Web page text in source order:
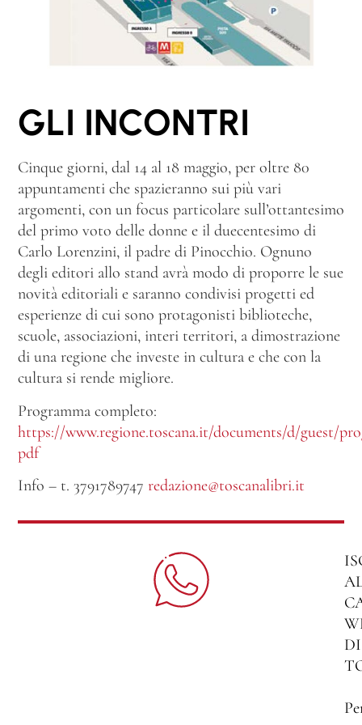
GLI INCONTRI
Cinque giorni, dal 14 al 18 maggio, per oltre 80
appuntamenti che spazieranno sui più vari
argomenti, con un focus particolare sull’ottantesimo
del primo voto delle donne e il duecentesimo di
Carlo Lorenzini, il padre di Pinocchio. Ognuno
degli editori allo stand avrà modo di proporre le sue
novità editoriali e saranno condivisi progetti ed
esperienze di cui sono protagonisti biblioteche,
scuole, associazioni, interi territori, a dimostrazione
di una regione che investe in cultura e che con la
cultura si rende migliore.
Programma completo:
https://www.regione.toscana.it/documents/d/guest/
pdf
Info – t. 3791789747 redazione@toscanalibri.it
DI